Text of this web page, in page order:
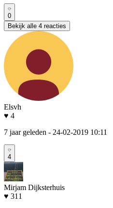
0
Bekijk alle 4 reacties
Elsvh
♥ 4
7 jaar geleden - 24-02-2019 10:11
4
Mirjam Dijksterhuis
♥ 311